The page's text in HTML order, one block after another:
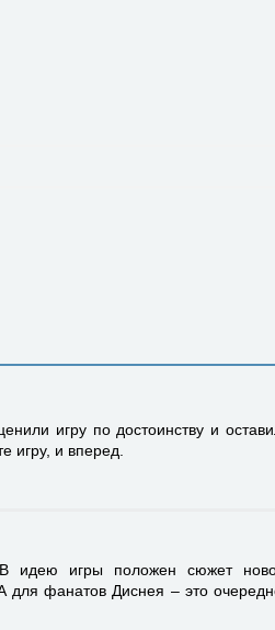
игру по достоинству и
игру, и вперед.
идею игры положен сюжет
для фанатов Диснея – это